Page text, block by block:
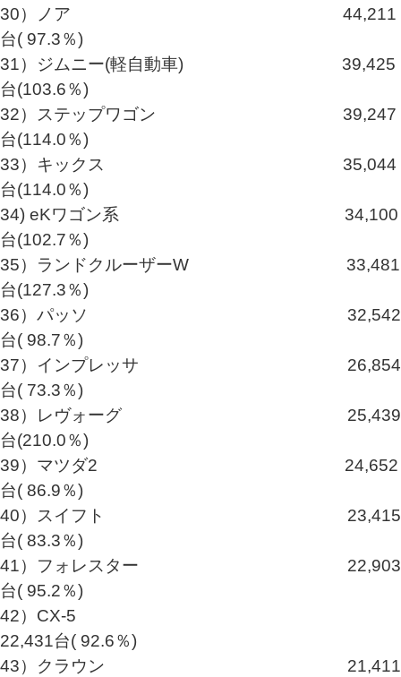
30）ノア 44,211
台( 97.3％)
31）ジムニー(軽自動車) 39,425
台(103.6％)
32）ステップワゴン 39,247
台(114.0％)
33）キックス 35,044
台(114.0％)
34) eKワゴン系 34,100
台(102.7％)
35）ランドクルーザーW 33,481
台(127.3％)
36）パッソ 32,542
台( 98.7％)
37）インプレッサ 26,854
台( 73.3％)
38）レヴォーグ 25,439
台(210.0％)
39）マツダ2 24,652
台( 86.9％)
40）スイフト 23,415
台( 83.3％)
41）フォレスター 22,903
台( 95.2％)
42）CX-5
22,431台( 92.6％)
43）クラウン 21,411